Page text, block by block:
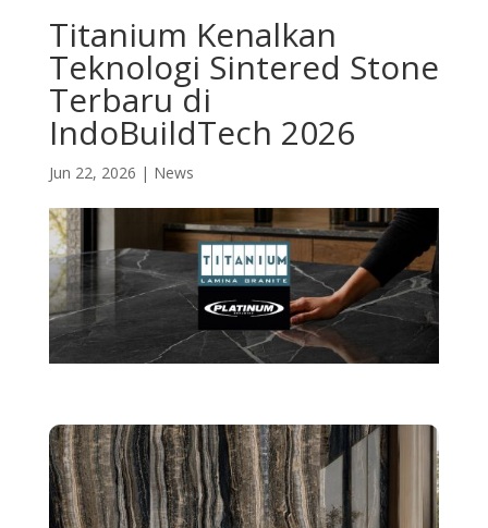
Titanium Kenalkan
Teknologi Sintered Stone
Terbaru di
IndoBuildTech 2026
Jun 22, 2026 | News